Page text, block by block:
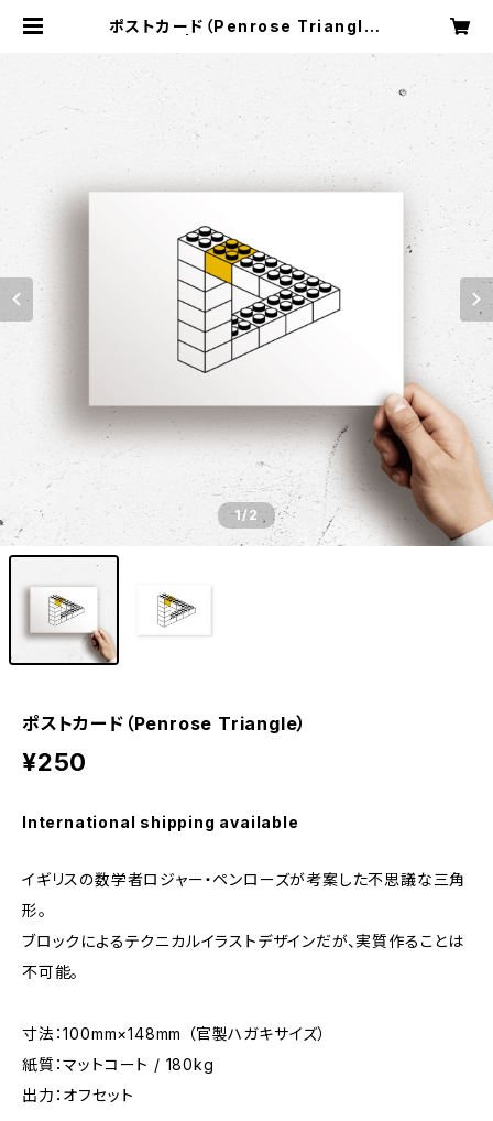
ポストカード（Penrose Triangle）
1/2
ポストカード（Penrose Triangle）
¥250
International shipping available
イギリスの数学者ロジャー・ペンローズが考案した不思議な三角
形。
ブロックによるテクニカルイラストデザインだが、実質作ることは
不可能。
寸法：100mm×148mm （官製ハガキサイズ）
紙質：マットコート / 180kg
出力：オフセット